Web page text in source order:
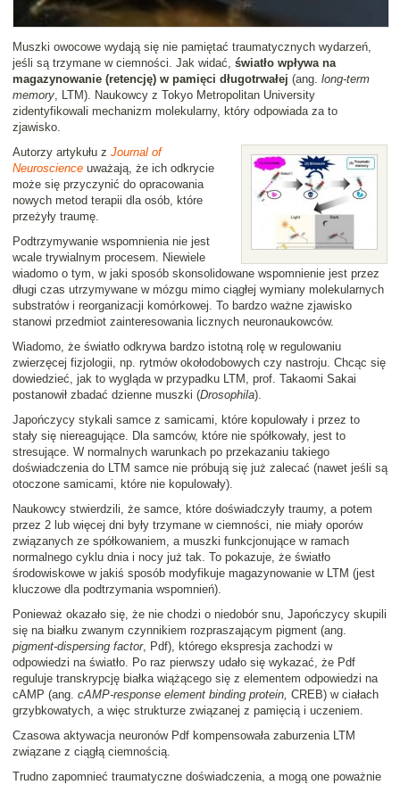
Muszki owocowe wydają się nie pamiętać traumatycznych wydarzeń,
jeśli są trzymane w ciemności. Jak widać, światło wpływa na
magazynowanie (retencję) w pamięci długotrwałej (ang. long-term
memory, LTM). Naukowcy z Tokyo Metropolitan University
zidentyfikowali mechanizm molekularny, który odpowiada za to
zjawisko.
Autorzy artykułu z Journal of
Neuroscience uważają, że ich odkrycie
może się przyczynić do opracowania
nowych metod terapii dla osób, które
przeżyły traumę.
Podtrzymywanie wspomnienia nie jest
wcale trywialnym procesem. Niewiele
wiadomo o tym, w jaki sposób skonsolidowane wspomnienie jest przez
długi czas utrzymywane w mózgu mimo ciągłej wymiany molekularnych
substratów i reorganizacji komórkowej. To bardzo ważne zjawisko
stanowi przedmiot zainteresowania licznych neuronaukowców.
Wiadomo, że światło odkrywa bardzo istotną rolę w regulowaniu
zwierzęcej fizjologii, np. rytmów okołodobowych czy nastroju. Chcąc się
dowiedzieć, jak to wygląda w przypadku LTM, prof. Takaomi Sakai
postanowił zbadać dzienne muszki (Drosophila).
Japończycy stykali samce z samicami, które kopulowały i przez to
stały się niereagujące. Dla samców, które nie spółkowały, jest to
stresujące. W normalnych warunkach po przekazaniu takiego
doświadczenia do LTM samce nie próbują się już zalecać (nawet jeśli są
otoczone samicami, które nie kopulowały).
Naukowcy stwierdzili, że samce, które doświadczyły traumy, a potem
przez 2 lub więcej dni były trzymane w ciemności, nie miały oporów
związanych ze spółkowaniem, a muszki funkcjonujące w ramach
normalnego cyklu dnia i nocy już tak. To pokazuje, że światło
środowiskowe w jakiś sposób modyfikuje magazynowanie w LTM (jest
kluczowe dla podtrzymania wspomnień).
Ponieważ okazało się, że nie chodzi o niedobór snu, Japończycy skupili
się na białku zwanym czynnikiem rozpraszającym pigment (ang.
pigment-dispersing factor, Pdf), którego ekspresja zachodzi w
odpowiedzi na światło. Po raz pierwszy udało się wykazać, że Pdf
reguluje transkrypcję białka wiążącego się z elementem odpowiedzi na
cAMP (ang. cAMP-response element binding protein, CREB) w ciałach
grzybkowatych, a więc strukturze związanej z pamięcią i uczeniem.
Czasowa aktywacja neuronów Pdf kompensowała zaburzenia LTM
związane z ciągłą ciemnością.
Trudno zapomnieć traumatyczne doświadczenia, a mogą one poważnie